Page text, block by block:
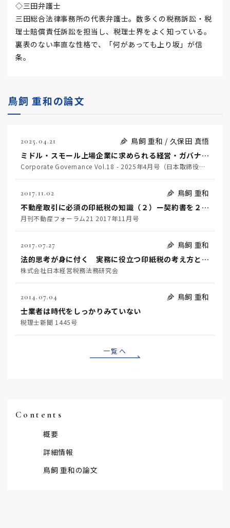
◇三田弁護士
三田総合法律事務所の代表弁護士。数多くの税務訴訟・税
理士賠償責任訴訟を担当し、税理士界をよく知っている。
裏表のない率直な性格で、「何があっても上り坂」が信
条。
鳥飼 重和の論文
2025.04.21
鳥飼 重和 / 久保田 真悟
ミドル・スモール上場企業に求められる経営・ガバナンス改革
Corporate Governance Vol.18 - 2025年4月号（日本取締役協会）
2017.11.02
鳥飼 重和
不動産取引に必須の印紙税の知識（２）ー契約書を２通以上作成した場合ー
月刊不動産フォーラム21 2017年11月号
2017.07.27
鳥飼 重和
法的思考が身に付く 実務に役立つ印紙税の考え方と実践
株式会社日本経営税務法務研究会
2014.07.04
鳥飼 重和
士業者は時代をしっかりみていない
税理士新聞 1445号
一覧へ
Contents
概要
詳細情報
鳥飼 重和の論文